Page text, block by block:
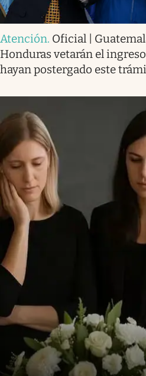
Atención. Oficial |
Honduras vetarán el
hayan postergado este